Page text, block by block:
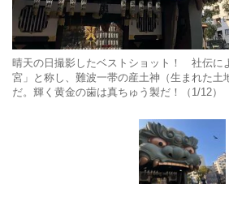
晴天の日撮影したベストショット！ 社伝に
宮」と称し、難波一帯の産土神（生まれた土
だ。輝く黄金の歯は真ちゅう製だ！（1/12）